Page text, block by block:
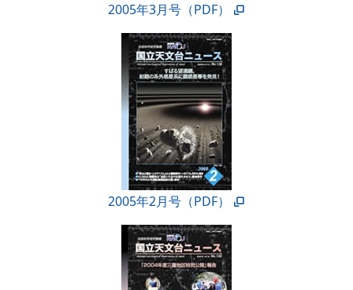
2005年3月号（PDF）
2005年2月号（PDF）